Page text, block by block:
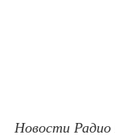
Новости